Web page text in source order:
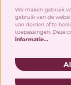
We maken gebruik
gebruik van de
van derden af te
toepassingen. Deze
informatie…